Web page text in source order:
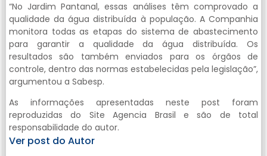
“No Jardim Pantanal, essas análises têm comprovado a
qualidade da água distribuída à população. A Companhia
monitora todas as etapas do sistema de abastecimento
para garantir a qualidade da água distribuída. Os
resultados são também enviados para os órgãos de
controle, dentro das normas estabelecidas pela legislação”,
argumentou a Sabesp.
As informações apresentadas neste post foram
reproduzidas do Site Agencia Brasil e são de total
responsabilidade do autor.
Ver post do Autor